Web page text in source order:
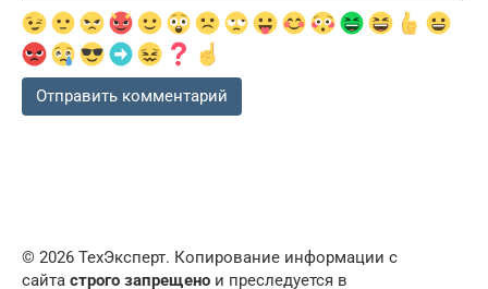
© 2026 ТехЭксперт. Копирование информации с
сайта строго запрещено и преследуется в